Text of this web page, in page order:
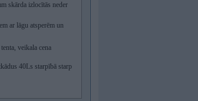
skārda izlocītās neder
ar lāgu atsperēm un
veikala cena
40Ls starpībā starp